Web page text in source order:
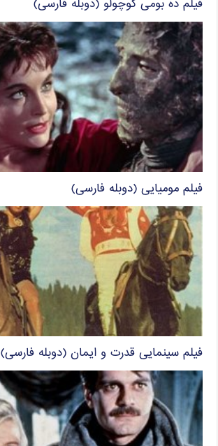
فیلم ده بومی کوچولو (دوبله فارسی)
فیلم مومیایی (دوبله فارسی)
فیلم سینمایی قدرت و ایمان (دوبله فارسی)